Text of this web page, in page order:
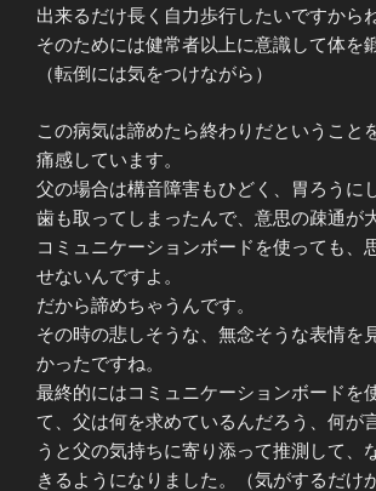
出来るだけ長く自力歩行したいですからね
そのためには健常者以上に意識して体を
（転倒には気をつけながら）
この病気は諦めたら終わりだということ
痛感しています。
父の場合は構音障害もひどく、胃ろうに
歯も取ってしまったんで、意思の疎通が
コミュニケーションボードを使っても、
せないんですよ。
だから諦めちゃうんです。
その時の悲しそうな、無念そうな表情を
かったですね。
最終的にはコミュニケーションボードを
て、父は何を求めているんだろう、何が
うと父の気持ちに寄り添って推測して、
きるようになりました。（気がするだけ